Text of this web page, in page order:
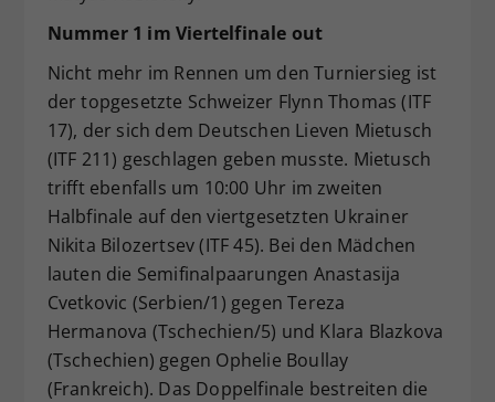
Nummer 1 im Viertelfinale out
Nicht mehr im Rennen um den Turniersieg ist
der topgesetzte Schweizer Flynn Thomas (ITF
17), der sich dem Deutschen Lieven Mietusch
(ITF 211) geschlagen geben musste. Mietusch
trifft ebenfalls um 10:00 Uhr im zweiten
Halbfinale auf den viertgesetzten Ukrainer
Nikita Bilozertsev (ITF 45). Bei den Mädchen
lauten die Semifinalpaarungen Anastasija
Cvetkovic (Serbien/1) gegen Tereza
Hermanova (Tschechien/5) und Klara Blazkova
(Tschechien) gegen Ophelie Boullay
(Frankreich). Das Doppelfinale bestreiten die